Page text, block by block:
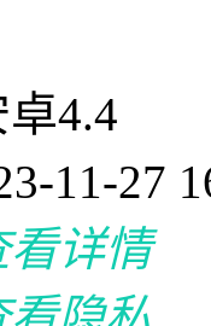
4.4
11-27
看详情